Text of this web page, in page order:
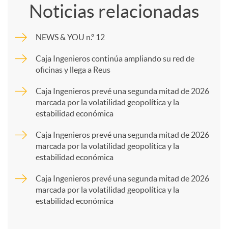
p
a
Noticias relacionadas
NEWS & YOU n.º 12
Caja Ingenieros continúa ampliando su red de
oficinas y llega a Reus
Caja Ingenieros prevé una segunda mitad de 2026
marcada por la volatilidad geopolítica y la
estabilidad económica
Caja Ingenieros prevé una segunda mitad de 2026
marcada por la volatilidad geopolítica y la
estabilidad económica
Caja Ingenieros prevé una segunda mitad de 2026
marcada por la volatilidad geopolítica y la
estabilidad económica